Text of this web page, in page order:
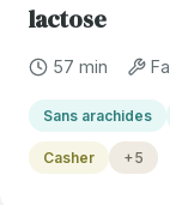
lactose
57 min
Sans arachides
Casher +5